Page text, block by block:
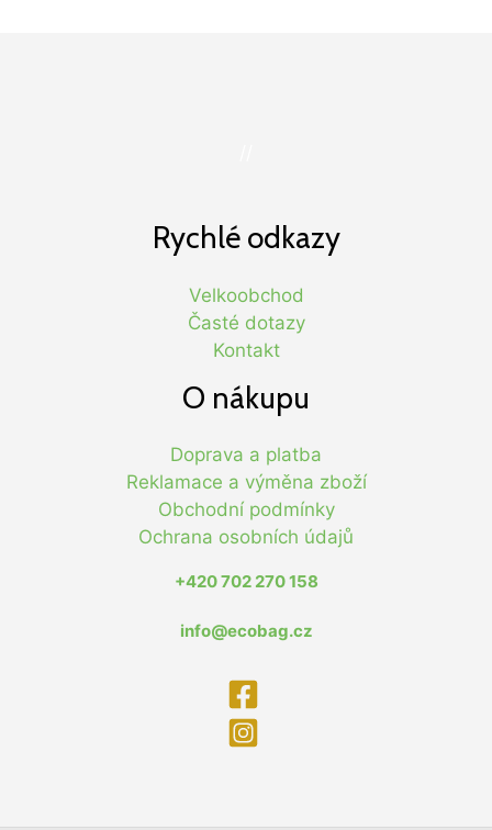
Rychlé odkazy
Velkoobchod
Časté dotazy
Kontakt
O nákupu
Doprava a platba
Reklamace a výměna zboží
Obchodní podmínky
Ochrana osobních údajů
+420 702 270 158
info@ecobag.cz